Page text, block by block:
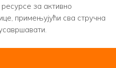
за активно
примењујући сва стручна